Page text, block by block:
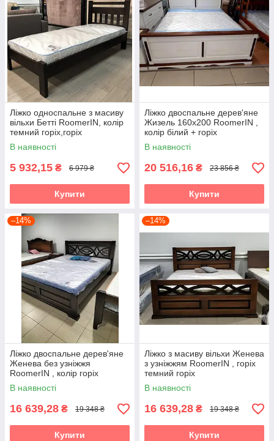
Ліжко односпальне з масиву
вільхи Бетті RoomerIN, колір
темний горіх,горіх
В наявності
5 932,15 ₴ 6 979 ₴
Купити
Ліжко двоспальне дерев'яне
Жизель 160х200 RoomerIN ,
колір білий + горіх
В наявності
20 516,16 ₴ 23 856 ₴
Купити
–14%
Ліжко двоспальне дерев'яне
Женева без узніжжя
RoomerIN , колір горіх
темний горіх
В наявності
16 639,28 ₴ 19 348 ₴
Купити
–14%
Ліжко з масиву вільхи Женева
з узніжжям RoomerIN , горіх
темний горіх
В наявності
16 639,28 ₴ 19 348 ₴
Купити